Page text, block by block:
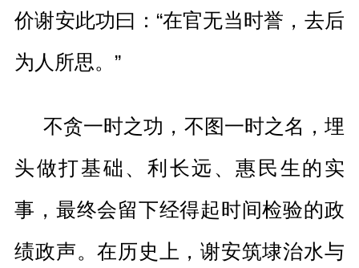
价谢安此功曰：“在官无当时誉，去后
为人所思。”
不贪一时之功，不图一时之名，埋
头做打基础、利长远、惠民生的实
事，最终会留下经得起时间检验的政
绩政声。在历史上，谢安筑埭治水与